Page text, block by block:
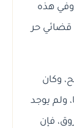
وفي هذه
قضائي حر
وكان
ولم يوجد
فإن